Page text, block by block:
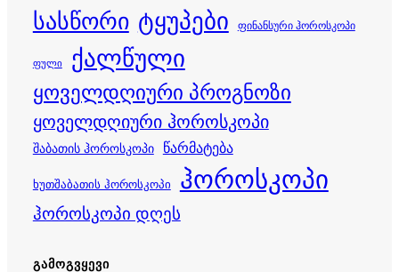
სასწორი ტყუპები ფინანსური ჰოროსკოპი
ფული ქალწული
ყოველდღიური პროგნოზი
ყოველდღიური ჰოროსკოპი
შაბათის ჰოროსკოპი წარმატება
ხუთშაბათის ჰოროსკოპი ჰოროსკოპი
ჰოროსკოპი დღეს
ᲒᲐᲛᲝᲒᲕᲧᲔᲕᲘ